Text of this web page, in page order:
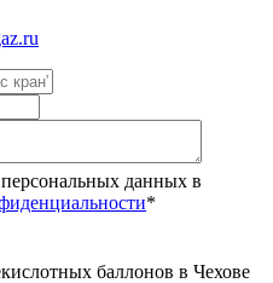
данных в
*
баллонов в Чехове